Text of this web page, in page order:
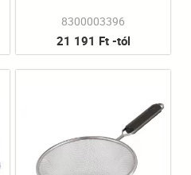
8300003396
21 191 Ft -tól